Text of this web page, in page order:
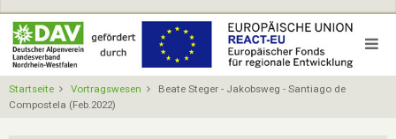
Direkt
zum
Inhalt
Startseite Vortragswesen
Beate Steger - Jakobsweg - Santiago de
Compostela (Feb.2022)